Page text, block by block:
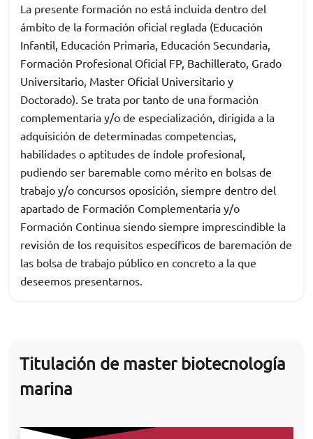
La presente formación no está incluida dentro del
ámbito de la formación oficial reglada (Educación
Infantil, Educación Primaria, Educación Secundaria,
Formación Profesional Oficial FP, Bachillerato, Grado
Universitario, Master Oficial Universitario y
Doctorado). Se trata por tanto de una formación
complementaria y/o de especialización, dirigida a la
adquisición de determinadas competencias,
habilidades o aptitudes de índole profesional,
pudiendo ser baremable como mérito en bolsas de
trabajo y/o concursos oposición, siempre dentro del
apartado de Formación Complementaria y/o
Formación Continua siendo siempre imprescindible la
revisión de los requisitos específicos de baremación de
las bolsa de trabajo público en concreto a la que
deseemos presentarnos.
Titulación de master biotecnología
marina